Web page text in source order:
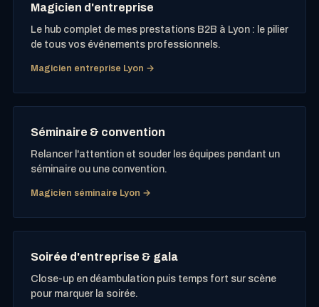
Magicien d'entreprise
Le hub complet de mes prestations B2B à Lyon : le pilier
de tous vos événements professionnels.
Magicien entreprise Lyon →
Séminaire & convention
Relancer l'attention et souder les équipes pendant un
séminaire ou une convention.
Magicien séminaire Lyon →
Soirée d'entreprise & gala
Close-up en déambulation puis temps fort sur scène
pour marquer la soirée.